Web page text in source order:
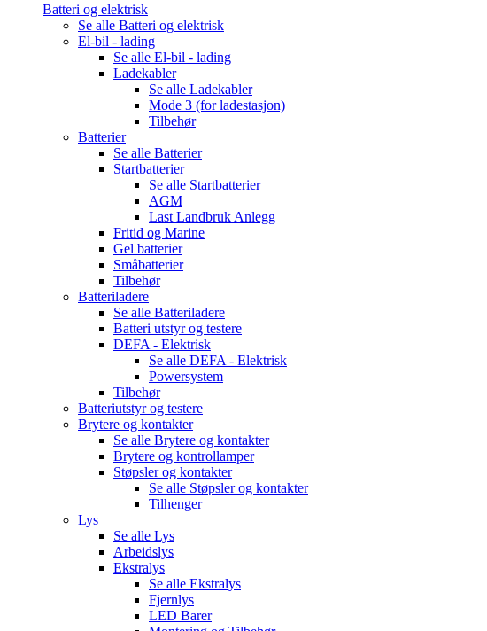
Batteri og elektrisk
Se alle Batteri og elektrisk
El-bil - lading
Se alle El-bil - lading
Ladekabler
Se alle Ladekabler
Mode 3 (for ladestasjon)
Tilbehør
Batterier
Se alle Batterier
Startbatterier
Se alle Startbatterier
AGM
Last Landbruk Anlegg
Fritid og Marine
Gel batterier
Småbatterier
Tilbehør
Batteriladere
Se alle Batteriladere
Batteri utstyr og testere
DEFA - Elektrisk
Se alle DEFA - Elektrisk
Powersystem
Tilbehør
Batteriutstyr og testere
Brytere og kontakter
Se alle Brytere og kontakter
Brytere og kontrollamper
Støpsler og kontakter
Se alle Støpsler og kontakter
Tilhenger
Lys
Se alle Lys
Arbeidslys
Ekstralys
Se alle Ekstralys
Fjernlys
LED Barer